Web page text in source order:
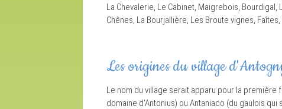
La Chevalerie, Le Cabinet, Maigrebois, Bourdigal,
Chênes, La Bourjallière, Les Broute vignes,
Les origines du village
Le nom du village serait apparu pour la
domaine d'Antonius) ou Antaniaco (du gaulois